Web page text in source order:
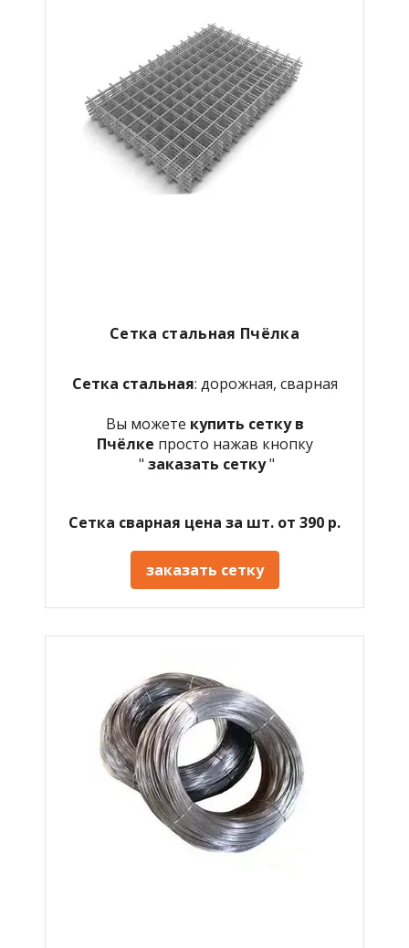
Сетка стальная Пчёлка
Сетка стальная: дорожная, сварная
Вы можете купить сетку в
Пчёлке просто нажав кнопку
" заказать сетку"
Сетка сварная цена за шт. от 390 р.
заказать сетку